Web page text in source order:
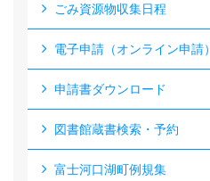
ごみ資源物収集日程
電子申請（オンライン申請）
申請書ダウンロード
図書館蔵書検索・予約
富士河口湖町例規集